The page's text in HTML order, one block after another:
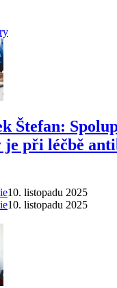
Štefan:
je při léčbě
10. listopadu 2025
10. listopadu 2025